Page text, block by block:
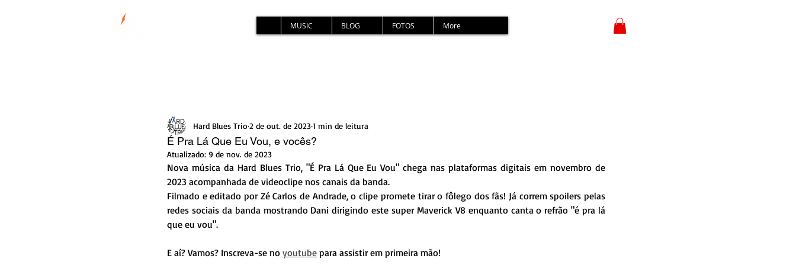
MUSIC BLOG FOTOS More
É Pra Lá Que Eu Vou, e vocês?
Hard Blues Trio 2 de out. de 20231 min de leitura
Atualizado: 9 de nov. de 2023
Nova música da Hard Blues Trio, "É Pra Lá Que Eu Vou" chega nas plataformas digitais em novembro de
2023 acompanhada de videoclipe nos canais da banda.
Filmado e editado por Zé Carlos de Andrade, o clipe promete tirar o fôlego dos fãs! Já correm spoilers pelas
redes sociais da banda mostrando Dani dirigindo este super Maverick V8 enquanto canta o refrão "é pra lá
que eu vou".
E aí? Vamos? Inscreva-se no youtube para assistir em primeira mão!